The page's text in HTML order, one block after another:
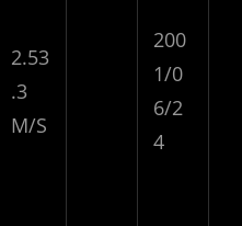
2.53
.3
M/S
200
1/0
6/2
4